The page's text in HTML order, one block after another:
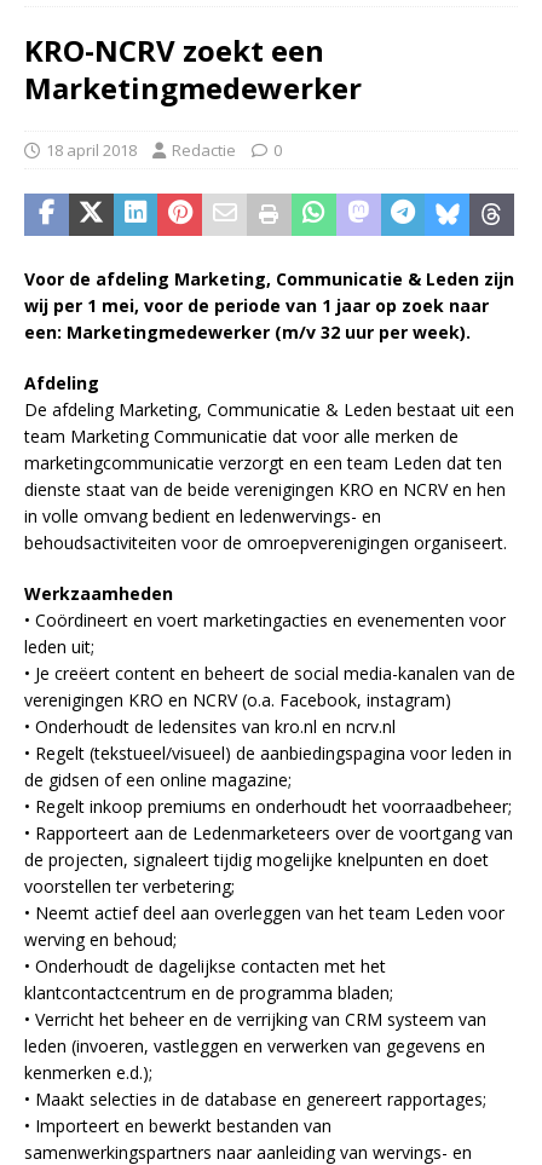
KRO-NCRV zoekt een
Marketingmedewerker
18 april 2018 Redactie 0
Voor de afdeling Marketing, Communicatie & Leden zijn
wij per 1 mei, voor de periode van 1 jaar op zoek naar
een: Marketingmedewerker (m/v 32 uur per week).
Afdeling
De afdeling Marketing, Communicatie & Leden bestaat uit een
team Marketing Communicatie dat voor alle merken de
marketingcommunicatie verzorgt en een team Leden dat ten
dienste staat van de beide verenigingen KRO en NCRV en hen
in volle omvang bedient en ledenwervings- en
behoudsactiviteiten voor de omroepverenigingen organiseert.
Werkzaamheden
• Coördineert en voert marketingacties en evenementen voor
leden uit;
• Je creëert content en beheert de social media-kanalen van de
verenigingen KRO en NCRV (o.a. Facebook, instagram)
• Onderhoudt de ledensites van kro.nl en ncrv.nl
• Regelt (tekstueel/visueel) de aanbiedingspagina voor leden in
de gidsen of een online magazine;
• Regelt inkoop premiums en onderhoudt het voorraadbeheer;
• Rapporteert aan de Ledenmarketeers over de voortgang van
de projecten, signaleert tijdig mogelijke knelpunten en doet
voorstellen ter verbetering;
• Neemt actief deel aan overleggen van het team Leden voor
werving en behoud;
• Onderhoudt de dagelijkse contacten met het
klantcontactcentrum en de programma bladen;
• Verricht het beheer en de verrijking van CRM systeem van
leden (invoeren, vastleggen en verwerken van gegevens en
kenmerken e.d.);
• Maakt selecties in de database en genereert rapportages;
• Importeert en bewerkt bestanden van
samenwerkingspartners naar aanleiding van wervings- en